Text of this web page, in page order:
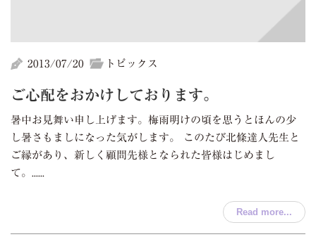
2013/07/20 トピックス
ご心配をおかけしております。
暑中お見舞い申し上げます。梅雨明けの頃を思うとほんの少
し暑さもましになった気がします。 このたび北條達人先生と
ご縁があり、新しく顧問先様となられた皆様はじめまし
て。......
Read more...